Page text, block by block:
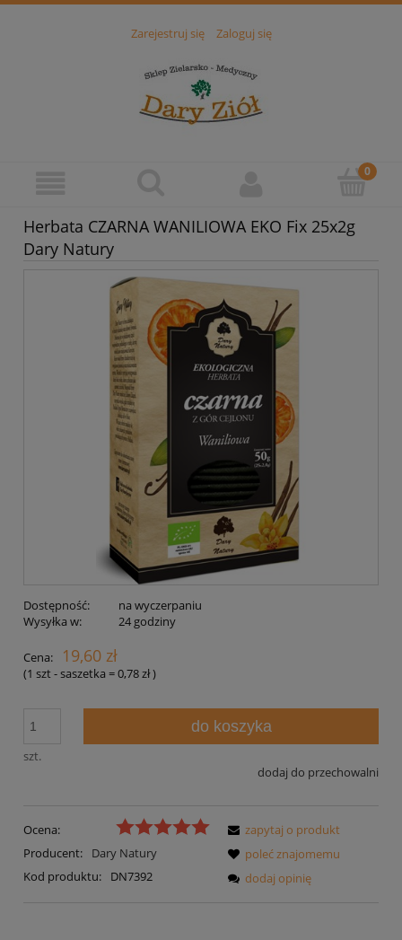
Zarejestruj się Zaloguj się
Herbata CZARNA WANILIOWA EKO Fix 25x2g
Dary Natury
Dostępność:
na wyczerpaniu
Wysyłka w:
24 godziny
Cena: 19,60 zł
(1 szt - saszetka =0,78 zł)
szt.
do koszyka
dodaj do przechowalni
Ocena:
Producent:
Dary Natury
Kod produktu:
DN7392
zapytaj o produkt
poleć znajomemu
dodaj opinię